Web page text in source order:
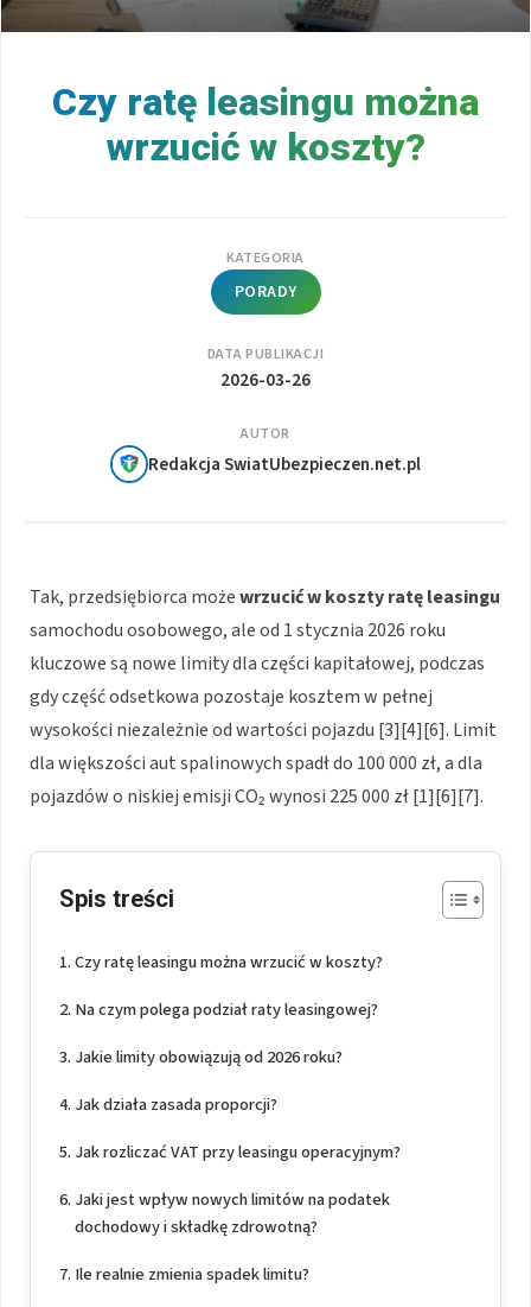
Czy ratę leasingu można
wrzucić w koszty?
KATEGORIA
PORADY
DATA PUBLIKACJI
2026-03-26
AUTOR
Redakcja SwiatUbezpieczen.net.pl
Tak, przedsiębiorca możewrzucić w kosztyratę leasingu
samochodu osobowego, ale od 1 stycznia 2026 roku
kluczowe są nowe limity dla części kapitałowej, podczas
gdy część odsetkowa pozostaje kosztem w pełnej
wysokości niezależnie od wartości pojazdu [3][4][6]. Limit
dla większości aut spalinowych spadł do 100 000 zł, a dla
pojazdów o niskiej emisji CO₂ wynosi 225 000 zł [1][6][7].
Spis treści
Czy ratę leasingu można wrzucić w koszty?
Na czym polega podział raty leasingowej?
Jakie limity obowiązują od 2026 roku?
Jak działa zasada proporcji?
Jak rozliczać VAT przy leasingu operacyjnym?
Jaki jest wpływ nowych limitów na podatek
dochodowy i składkę zdrowotną?
Ile realnie zmienia spadek limitu?